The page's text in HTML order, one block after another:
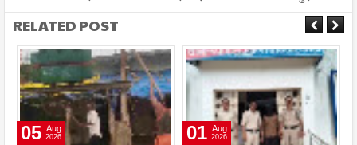
RELATED POST
05 Aug
2026 01 Aug
2026